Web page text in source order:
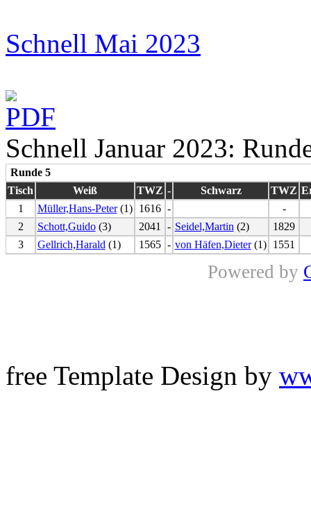
Schnell Mai 2023
Schnell Januar 2023:
Runde 5
Tisch
Weiß TWZ - Schwarz TWZ
1
Müller,Hans-Peter(1) 1616 -
-
2
Schott,Guido(3) 2041 - Seidel,Martin (2)
1829
3
Gellrich,Harald (1) 1565 - von Häfen,Dieter(1) 1551
Powered by
free Template Design by